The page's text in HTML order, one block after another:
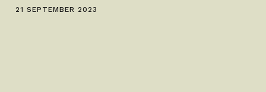
21 SEPTEMBER 2023